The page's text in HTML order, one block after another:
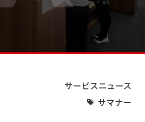
サービスニュース
サマナー